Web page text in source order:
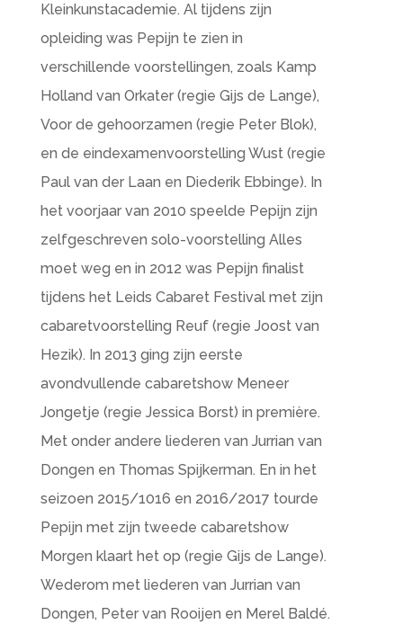
Kleinkunstacademie. Al tijdens zijn
opleiding was Pepijn te zien in
verschillende voorstellingen, zoals Kamp
Holland van Orkater (regie Gijs de Lange),
Voor de gehoorzamen (regie Peter Blok),
en de eind­examen­voorstelling Wust (regie
Paul van der Laan en Diederik Ebbinge). In
het voorjaar van 2010 speelde Pepijn zijn
zelfgeschreven solo-voorstelling Alles
moet weg en in 2012 was Pepijn finalist
tijdens het Leids Cabaret Festival met zijn
cabaretvoorstelling Reuf (regie Joost van
Hezik). In 2013 ging zijn eerste
avondvullende cabaretshow Meneer
Jongetje (regie Jessica Borst) in première.
Met onder andere liederen van Jurrian van
Dongen en Thomas Spijkerman. En in het
seizoen 2015/1016 en 2016/2017 tourde
Pepijn met zijn tweede cabaretshow
Morgen klaart het op (regie Gijs de Lange).
Wederom met liederen van Jurrian van
Dongen, Peter van Rooijen en Merel Baldé.